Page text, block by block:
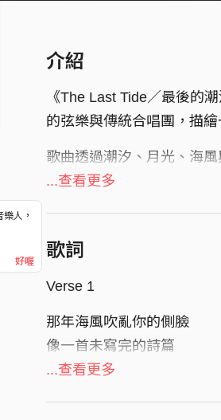
人，
好喔
介紹
《The Last Tide／最後的
的弦樂與傳統合唱團，描
歌曲透過潮汐、月光、海
與現實的交界處，看著曾
中文歌詞細膩刻畫內心的
憾。隨著樂曲推進，傳統
...查看更多
歌詞
Verse 1
那年海風吹亂你的側臉
像一首未寫完的詩篇
你說永遠不會走遠
...查看更多